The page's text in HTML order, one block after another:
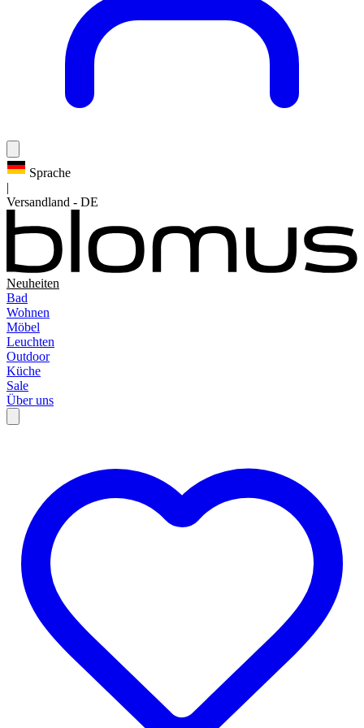
Sprache
|
Versandland - DE
Neuheiten
Bad
Wohnen
Möbel
Leuchten
Outdoor
Küche
Sale
Über uns